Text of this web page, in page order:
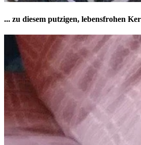
... zu diesem putzigen, lebensfrohen